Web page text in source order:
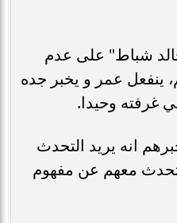
شباط" على عدم
ينفعل عمر و يخبر جده
غرفته وحيدا.
انه يريد التحدث
معهم عن مفهوم